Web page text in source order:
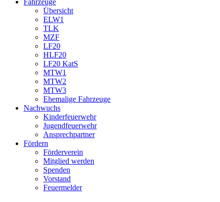
Fahrzeuge
Übersicht
ELW1
TLK
MZF
LF20
HLF20
LF20 KatS
MTW1
MTW2
MTW3
Ehemalige Fahrzeuge
Nachwuchs
Kinderfeuerwehr
Jugendfeuerwehr
Ansprechpartner
Fördern
Förderverein
Mitglied werden
Spenden
Vorstand
Feuermelder